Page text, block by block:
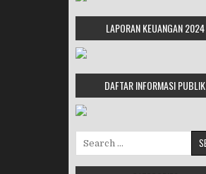
LAPORAN KEUANGAN 2024
DAFTAR INFORMASI PUBLIK
Search for: